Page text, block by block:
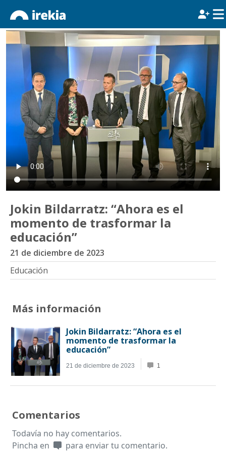
Jokin Bildarratz: “Ahora es el
momento de trasformar la
educación”
21 de diciembre de 2023
Educación
Más información
Comentarios
Todavía no hay comentarios.
Pincha en
para enviar tu comentario.